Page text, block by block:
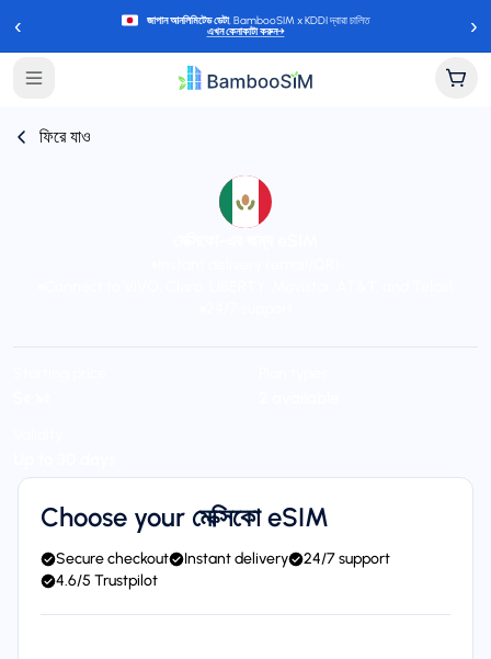
‹ জাপান আনলিমিটেড ডেটা, BambooSIM x KDDI দ্বারা চালিত
এখন কেনাকাটা করুন→ ›
ফিরে যাও
Choose your মেক্সিকো eSIM
Secure checkout Instant delivery
24/7 support
4.6/5 Trustpilot